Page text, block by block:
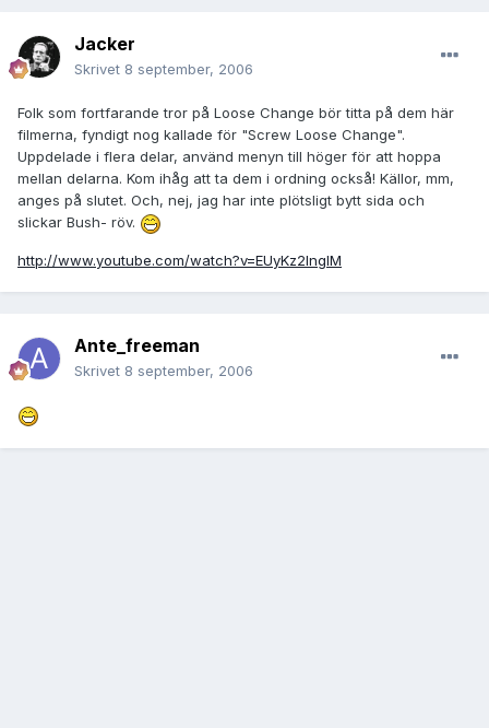
Jacker
Skrivet 8 september, 2006
Folk som fortfarande tror på Loose Change bör titta på dem här
filmerna, fyndigt nog kallade för "Screw Loose Change".
Uppdelade i flera delar, använd menyn till höger för att hoppa
mellan delarna. Kom ihåg att ta dem i ordning också! Källor, mm,
anges på slutet. Och, nej, jag har inte plötsligt bytt sida och
slickar Bush- röv.
http://www.youtube.com/watch?v=EUyKz2lngIM
Ante_freeman
Skrivet 8 september, 2006